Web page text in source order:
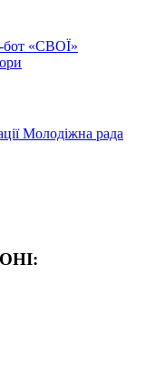
бот «СВОЇ»
Молодіжна рада